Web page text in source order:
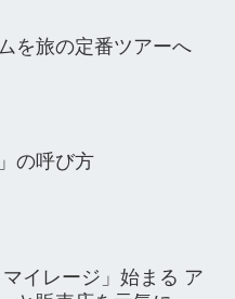
を旅の定番ツアーへ
の呼び方
マイレージ」始まる ア